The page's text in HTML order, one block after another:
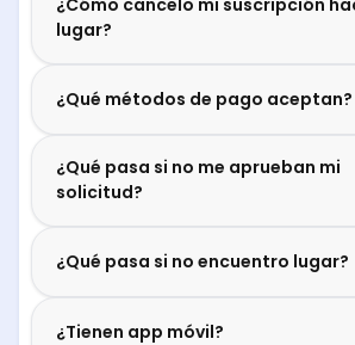
¿Cómo cancelo mi suscripción
lugar?
¿Qué métodos de pago aceptan?
¿Qué pasa si no me aprueban mi
solicitud?
¿Qué pasa si no encuentro lugar?
¿Tienen app móvil?